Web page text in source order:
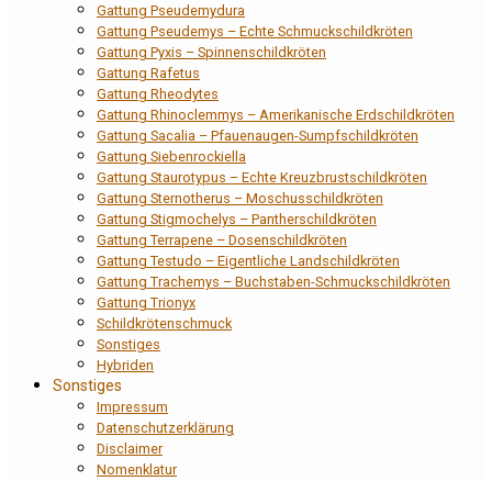
Gattung Pseudemydura
Gattung Pseudemys – Echte Schmuckschildkröten
Gattung Pyxis – Spinnenschildkröten
Gattung Rafetus
Gattung Rheodytes
Gattung Rhinoclemmys – Amerikanische Erdschildkröten
Gattung Sacalia – Pfauenaugen-Sumpfschildkröten
Gattung Siebenrockiella
Gattung Staurotypus – Echte Kreuzbrustschildkröten
Gattung Sternotherus – Moschusschildkröten
Gattung Stigmochelys – Pantherschildkröten
Gattung Terrapene – Dosenschildkröten
Gattung Testudo – Eigentliche Landschildkröten
Gattung Trachemys – Buchstaben-Schmuckschildkröten
Gattung Trionyx
Schildkrötenschmuck
Sonstiges
Hybriden
Sonstiges
Impressum
Datenschutzerklärung
Disclaimer
Nomenklatur